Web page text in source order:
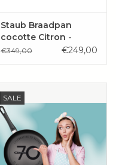
Staub Braadpan
cocotte Citron -
citroen geel
€349,00 €249,00
SALE